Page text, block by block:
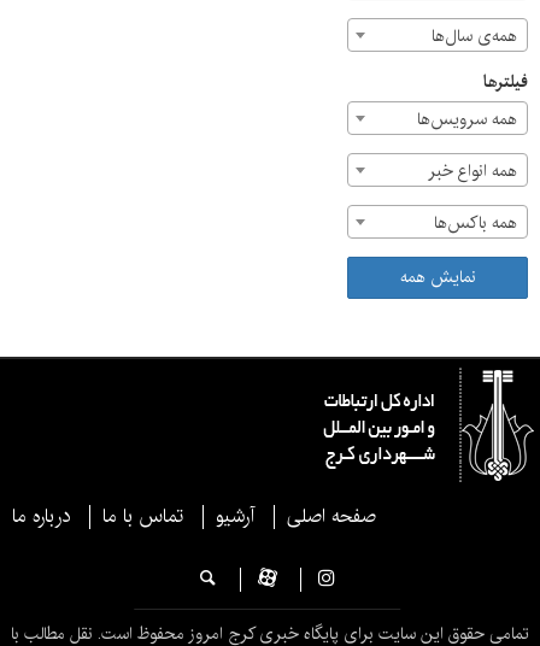
همه‌ی سال‌ها
فیلترها
همه سرویس‌ها
همه انواع خبر
همه باکس‌ها
نمایش همه
صفحه اصلی آرشیو تماس با ما درباره ما
تمامی حقوق این سایت برای پایگاه خبری کرج امروز محفوظ است. نقل مطالب با